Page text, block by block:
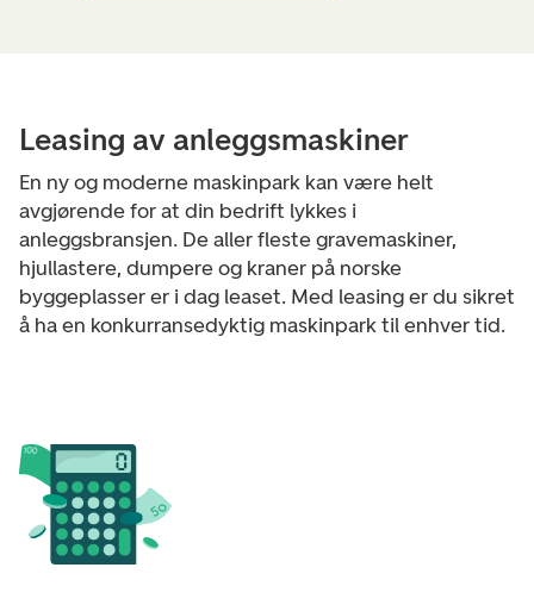
Leasing av anleggsmaskiner
En ny og moderne maskinpark kan være helt
avgjørende for at din bedrift lykkes i
anleggsbransjen. De aller fleste gravemaskiner,
hjullastere, dumpere og kraner på norske
byggeplasser er i dag leaset. Med leasing er du sikret
å ha en konkurransedyktig maskinpark til enhver tid.